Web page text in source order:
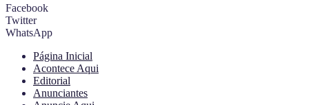
Facebook
Twitter
WhatsApp
Página Inicial
Acontece Aqui
Editorial
Anunciantes